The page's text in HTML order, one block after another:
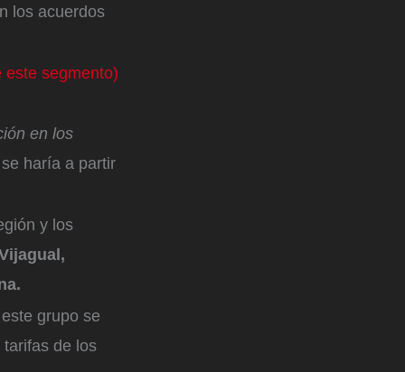
los acuerdos
este segmento)
en los
haría a partir
y los
grupo se
de los